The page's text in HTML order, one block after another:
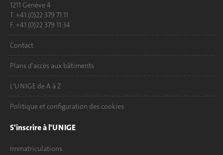
1211 Genève 4
T. +41 (0)22 379 71 11
F. +41 (0)22 379 11 34
Contact
Plans d'accès aux bâtiments
L'UNIGE de A à Z
Politique et configuration des cookies
S'inscrire à l'UNIGE
Immatriculations